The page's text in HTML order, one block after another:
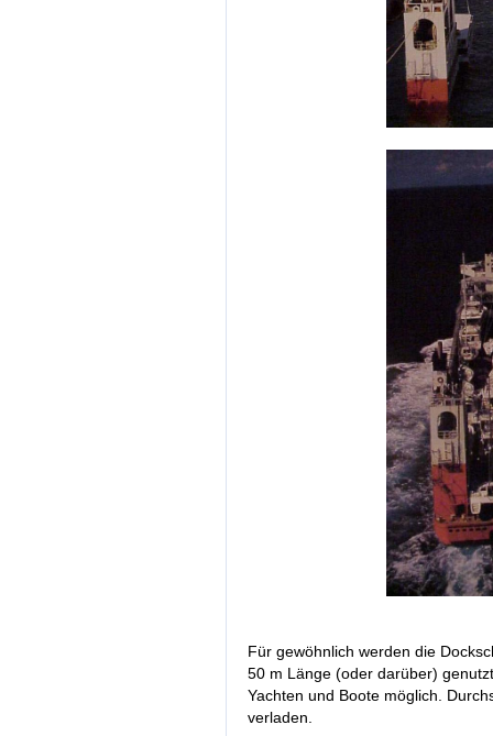
Für gewöhnlich werden die
50 m Länge (oder darüber)
Yachten und Boote möglich.
verladen.